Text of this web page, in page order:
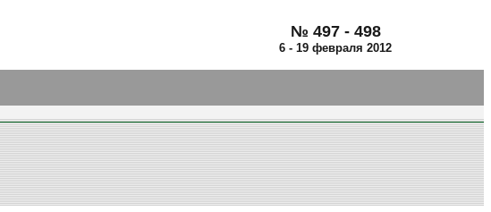
№ 497 - 498
6 - 19 февраля 2012